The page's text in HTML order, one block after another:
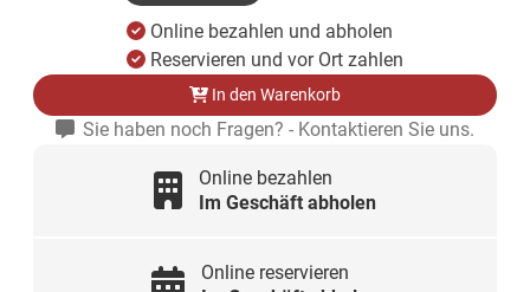
Online bezahlen und abholen
Reservieren und vor Ort zahlen
In den Warenkorb
Sie haben noch Fragen? - Kontaktieren Sie uns.
Online bezahlen
Im Geschäft abholen
Online reservieren